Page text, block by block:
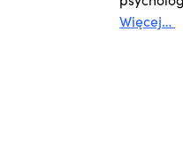
Więcej…